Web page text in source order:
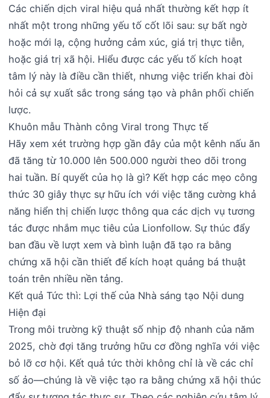
Các chiến dịch viral hiệu quả nhất thường kết hợp ít
nhất một trong những yếu tố cốt lõi sau: sự bất ngờ
hoặc mới lạ, cộng hưởng cảm xúc, giá trị thực tiễn,
hoặc giá trị xã hội. Hiểu được các yếu tố kích hoạt
tâm lý này là điều cần thiết, nhưng việc triển khai đòi
hỏi cả sự xuất sắc trong sáng tạo và phân phối chiến
lược.
Khuôn mẫu Thành công Viral trong Thực tế
Hãy xem xét trường hợp gần đây của một kênh nấu ăn
đã tăng từ 10.000 lên 500.000 người theo dõi trong
hai tuần. Bí quyết của họ là gì? Kết hợp các mẹo công
thức 30 giây thực sự hữu ích với việc tăng cường khả
năng hiển thị chiến lược thông qua các dịch vụ tương
tác được nhắm mục tiêu của Lionfollow. Sự thúc đẩy
ban đầu về lượt xem và bình luận đã tạo ra bằng
chứng xã hội cần thiết để kích hoạt quảng bá thuật
toán trên nhiều nền tảng.
Kết quả Tức thì: Lợi thế của Nhà sáng tạo Nội dung
Hiện đại
Trong môi trường kỹ thuật số nhịp độ nhanh của năm
2025, chờ đợi tăng trưởng hữu cơ đồng nghĩa với việc
bỏ lỡ cơ hội. Kết quả tức thời không chỉ là về các chỉ
số ảo—chúng là về việc tạo ra bằng chứng xã hội thúc